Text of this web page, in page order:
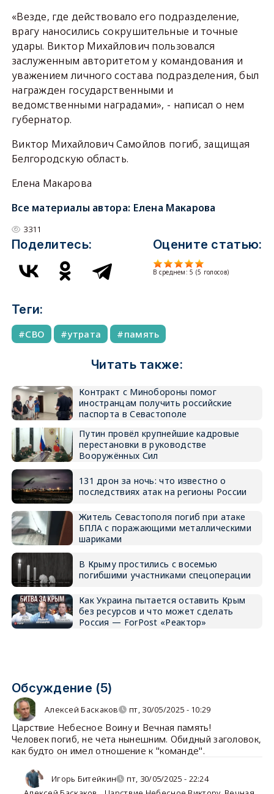
«Везде, где действовало его подразделение,
врагу наносились сокрушительные и точные
удары. Виктор Михайлович пользовался
заслуженным авторитетом у командования и
уважением личного состава подразделения, был
награжден государственными и
ведомственными наградами», - написал о нем
губернатор.
Виктор Михайлович Самойлов погиб, защищая
Белгородскую область.
Елена Макарова
Все материалы автора: Елена Макарова
3311
Поделитесь: Оцените статью:
В среднем:5 (5 голосов)
Теги:
СВО утрата память
Читать также:
Контракт с Минобороны помог
иностранцам получить российские
паспорта в Севастополе
Путин провёл крупнейшие кадровые
перестановки в руководстве
Вооружённых Сил
131 дрон за ночь: что известно о
последствиях атак на регионы России
Житель Севастополя погиб при атаке
БПЛА с поражающими металлическими
шариками
В Крыму простились с восемью
погибшими участниками спецоперации
Как Украина пытается оставить Крым
без ресурсов и что может сделать
Россия — ForPost «Реактор»
Обсуждение (5)
Алексей Баскаков пт, 30/05/2025 - 10:29
Царствие Небесное Воину и Вечная память!
Человек погиб, не чета нынешним. Обидный заголовок,
как будто он имел отношение к "команде".
Игорь Битейкин
пт, 30/05/2025 - 22:24